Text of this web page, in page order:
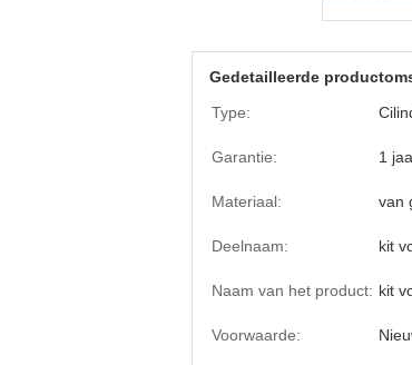
Gedetailleerde
Type:
Garantie: 1
Materiaal: van
Deelnaam: kit
Naam van het product: kit
Voorwaarde: